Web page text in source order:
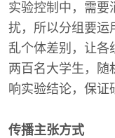
实验控制中，需要
扰，所以分组要运
乱个体差别，让各
两百名大学生，随
响实验结论，保证
传播主张方式